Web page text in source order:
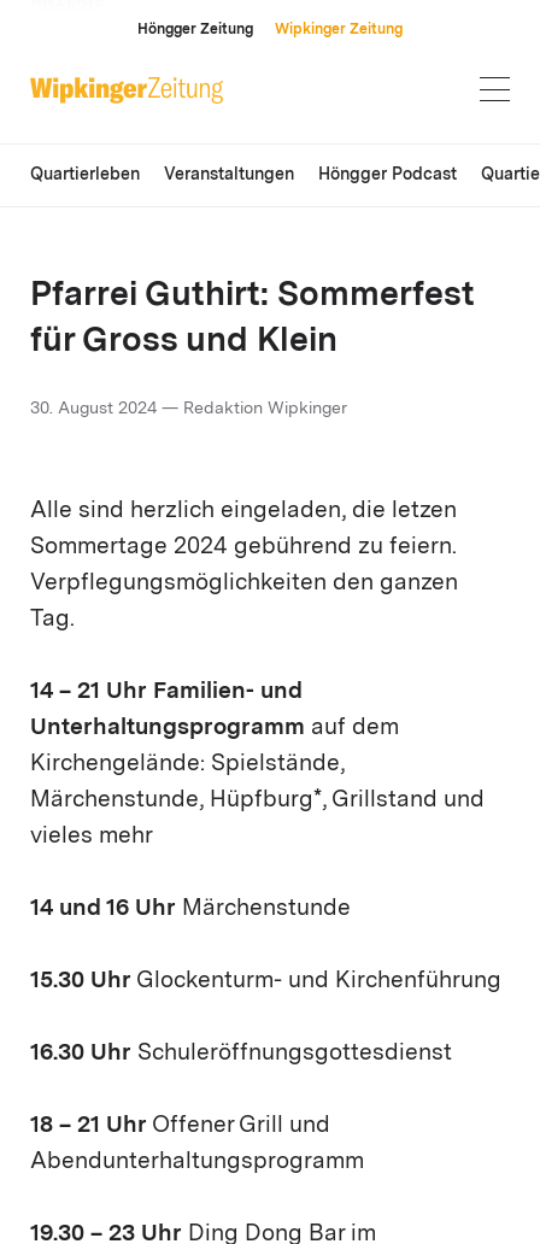
Höngger Zeitung Wipkinger Zeitung
Quartierleben Veranstaltungen Höngger Podcast
Pfarrei Guthirt: Sommerfest
für Gross und Klein
30. August 2024 — Redaktion Wipkinger
Alle sind herzlich eingeladen, die letzen
Sommertage 2024 gebührend zu feiern.
Verpflegungsmöglichkeiten den ganzen
Tag.
14 – 21 Uhr Familien- und
Unterhaltungsprogramm auf dem
Kirchengelände: Spielstände,
Märchenstunde, Hüpfburg*, Grillstand und
vieles mehr
14 und 16 Uhr Märchenstunde
15.30 Uhr Glockenturm- und Kirchenführung
16.30 Uhr Schuleröffnungsgottesdienst
18 – 21 Uhr Offener Grill und
Abendunterhaltungsprogramm
19.30 – 23 Uhr Ding Dong Bar im